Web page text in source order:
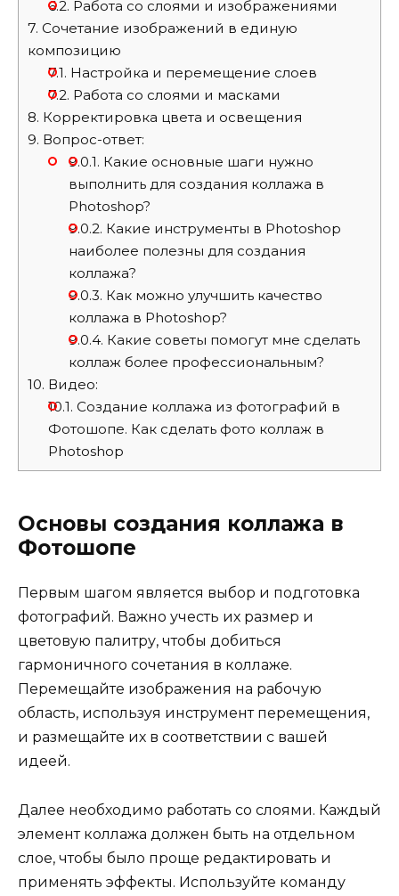
6.2. Работа со слоями и изображениями
7. Сочетание изображений в единую
композицию
7.1. Настройка и перемещение слоев
7.2. Работа со слоями и масками
8. Корректировка цвета и освещения
9. Вопрос-ответ:
9.0.1. Какие основные шаги нужно
выполнить для создания коллажа в
Photoshop?
9.0.2. Какие инструменты в Photoshop
наиболее полезны для создания
коллажа?
9.0.3. Как можно улучшить качество
коллажа в Photoshop?
9.0.4. Какие советы помогут мне сделать
коллаж более профессиональным?
10. Видео:
10.1. Создание коллажа из фотографий в
Фотошопе. Как сделать фото коллаж в
Photoshop
Основы создания коллажа в
Фотошопе
Первым шагом является выбор и подготовка
фотографий. Важно учесть их размер и
цветовую палитру, чтобы добиться
гармоничного сочетания в коллаже.
Перемещайте изображения на рабочую
область, используя инструмент перемещения,
и размещайте их в соответствии с вашей
идеей.
Далее необходимо работать со слоями. Каждый
элемент коллажа должен быть на отдельном
слое, чтобы было проще редактировать и
применять эффекты. Используйте команду